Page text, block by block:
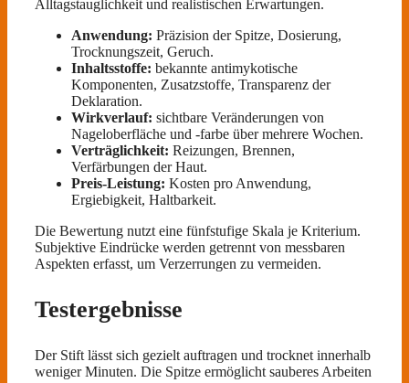
Alltagstauglichkeit und realistischen Erwartungen.
Anwendung: Präzision der Spitze, Dosierung,
Trocknungszeit, Geruch.
Inhaltsstoffe: bekannte antimykotische
Komponenten, Zusatzstoffe, Transparenz der
Deklaration.
Wirkverlauf: sichtbare Veränderungen von
Nageloberfläche und -farbe über mehrere Wochen.
Verträglichkeit: Reizungen, Brennen,
Verfärbungen der Haut.
Preis-Leistung: Kosten pro Anwendung,
Ergiebigkeit, Haltbarkeit.
Die Bewertung nutzt eine fünfstufige Skala je Kriterium.
Subjektive Eindrücke werden getrennt von messbaren
Aspekten erfasst, um Verzerrungen zu vermeiden.
Testergebnisse
Der Stift lässt sich gezielt auftragen und trocknet innerhalb
weniger Minuten. Die Spitze ermöglicht sauberes Arbeiten